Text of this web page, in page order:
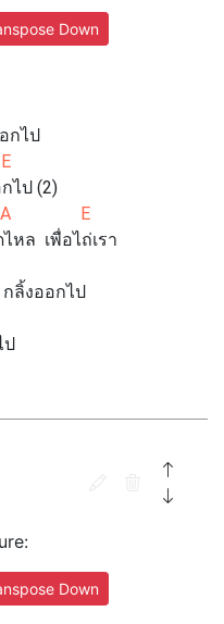
Down
กไป
ไป (2)
E
หล เพื่อไถ่เรา
ลิ้งออกไป
ป
Down